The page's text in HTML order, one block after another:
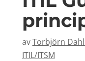
avTorbjörn
ITIL/ITSM